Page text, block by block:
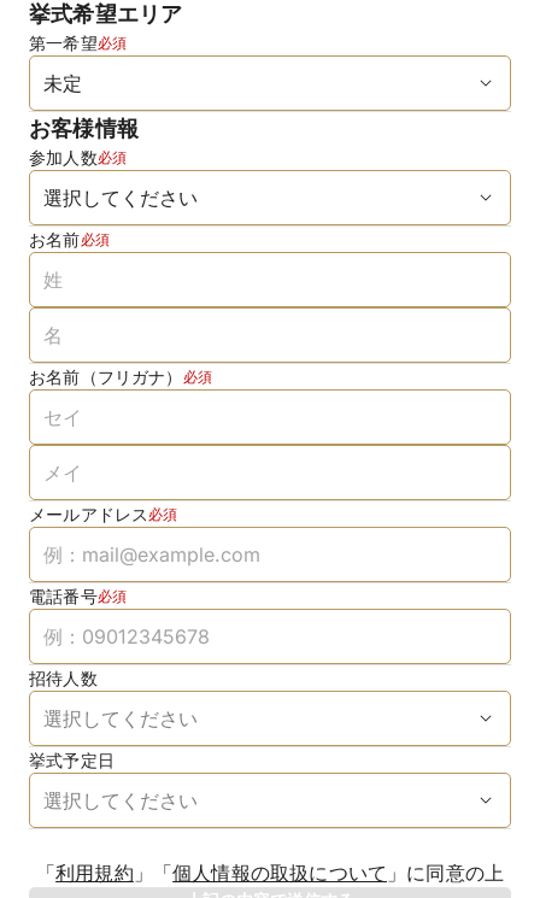
挙式希望エリア
第一希望必須
お客様情報
参加人数必須
お名前必須
お名前（フリガナ） 必須
メールアドレス 必須
電話番号必須
招待人数
挙式予定日
年
「利用規約 」 「個人情報の取扱について 」 に同意の上